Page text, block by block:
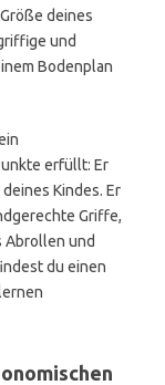
deines
und
Bodenplan
erfüllt: Er
Kindes. Er
Griffe,
Abrollen und
du einen